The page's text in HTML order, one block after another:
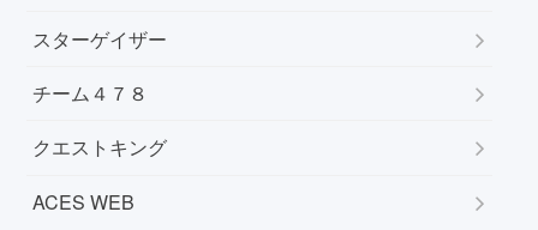
スターゲイザー
チーム４７８
クエストキング
ACES WEB